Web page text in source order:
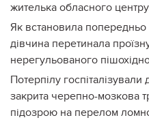
жителька обласного
Як встановила попередньо
дівчина перетинала
нерегульованого
Потерпілу
закрита черепно-мозкова
підозрою на перелом